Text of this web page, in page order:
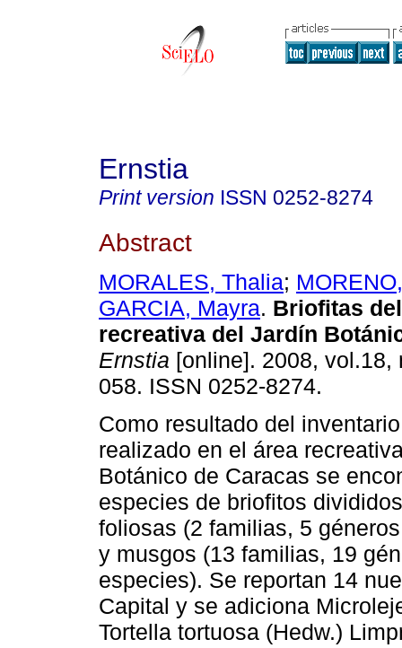
Ernstia
Print version ISSN 0252-8274
Abstract
MORALES, Thalia;
GARCIA, Mayra. Briofitas
recreativa del Jardín
Ernstia [online]. 2008, vol.18,
058. ISSN 0252-8274.
Como resultado del
realizado en el área
Botánico de Caracas se
especies de briofitos
foliosas (2 familias, 5
y musgos (13 familias, 19
especies). Se reportan 14
Capital y se adiciona
Tortella tortuosa (Hedw.)